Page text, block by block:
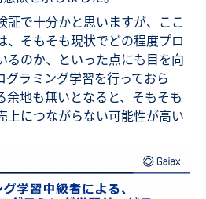
証で十分かと思いますが、ここ
、そもそも現状でどの程度プロ
るのか、といった点にも目を向
グラミング学習を行っておら
余地も無いとなると、そもそも
上につながらない可能性が高い